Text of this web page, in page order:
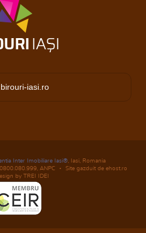
iasi.ro
Inter Imobiliare Iasi® , Iasi, Romania
ANPC
Site gazduit de ehost.ro
by TREI IDEI